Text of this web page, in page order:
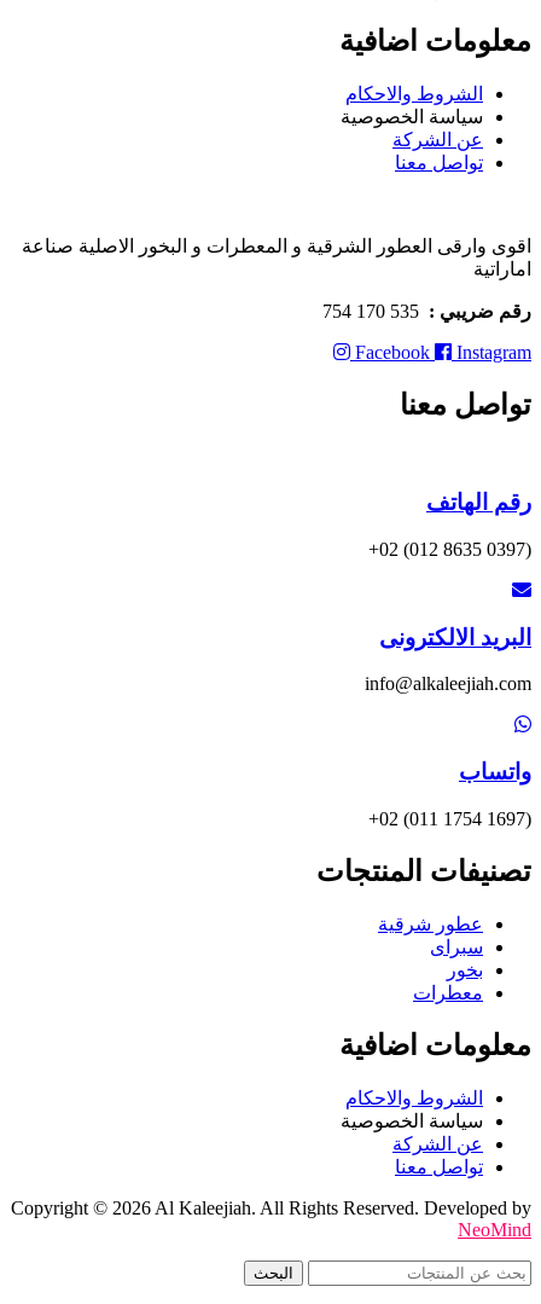
معلومات اضافية
الشروط والاحكام
سياسة الخصوصية
عن الشركة
تواصل معنا
اقوى وارقى العطور الشرقية و المعطرات و البخور الاصلية صناعة
اماراتية
رقم ضريبي :
Facebook
Instagram
تواصل معنا
رقم الهاتف
(0397 8635 012) 02+
البريد الالكترونى
info@alkaleejiah.com
واتساب
(1697 1754 011) 02+
تصنيفات المنتجات
عطور شرقية
سبراى
بخور
معطرات
معلومات اضافية
الشروط والاحكام
سياسة الخصوصية
عن الشركة
تواصل معنا
Copyright © 2026 Al Kaleejiah. All Rights Reserved. Developed by
NeoMind
البحث